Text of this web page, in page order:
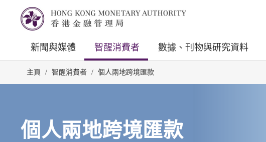
新聞與媒體 智醒消費者 數據、刊物與研究資料
主頁 / 智醒消費者 / 個人兩地跨境匯款
個人兩地跨境匯款